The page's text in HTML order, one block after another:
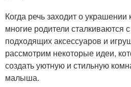
Когда речь заходит о
многие родители сталкиваются
подходящих аксессуаров и
рассмотрим некоторые идеи,
создать уютную и стильную
малыша.